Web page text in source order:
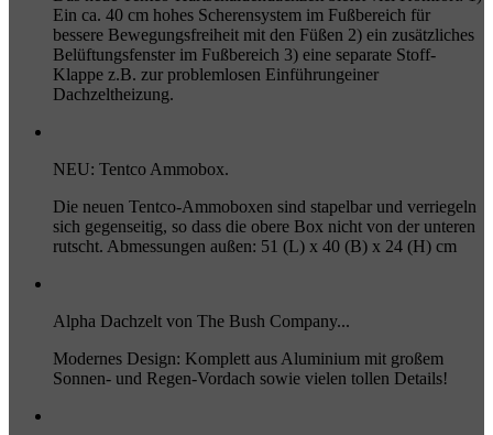
Ein ca. 40 cm hohes Scherensystem im Fußbereich für
bessere Bewegungsfreiheit mit den Füßen 2) ein zusätzliches
Belüftungsfenster im Fußbereich 3) eine separate Stoff-
Klappe z.B. zur problemlosen Einführungeiner
Dachzeltheizung.
NEU: Tentco Ammobox.
Die neuen Tentco-Ammoboxen sind stapelbar und verriegeln
sich gegenseitig, so dass die obere Box nicht von der unteren
rutscht. Abmessungen außen: 51 (L) x 40 (B) x 24 (H) cm
Alpha Dachzelt von The Bush Company...
Modernes Design: Komplett aus Aluminium mit großem
Sonnen- und Regen-Vordach sowie vielen tollen Details!